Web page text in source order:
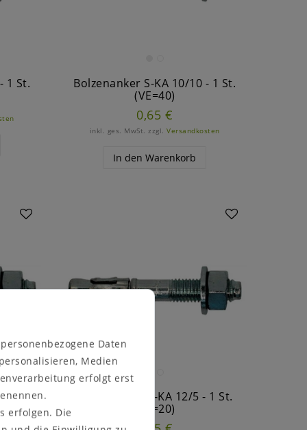
1 St.
Bolzenanker S-KA 10/10 - 1 St.
(VE=40)
0,65 €
inkl. ges. MwSt. zzgl.Versandkosten
In den Warenkorb
1 St.
Bolzenanker S-KA 12/5 - 1 St.
(VE=20)
Daten
Medien
erfolgt erst
erfolgen. Die